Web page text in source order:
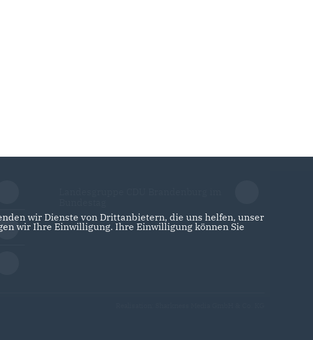
wir Dienste von Drittanbietern, die uns helfen, unser
wir Ihre Einwilligung. Ihre Einwilligung können Sie